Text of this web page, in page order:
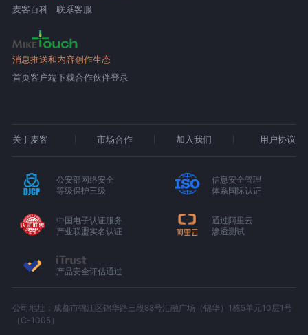
麦客百科
联系客服
消息推送和内容创作生态
首页客户端下载合作伙伴登录
关于麦客 市场合作 加入我们 用户协议
公安部网络安全
等级保护三级
信息安全管理
体系国际认证
中国电子认证服务
产业联盟实名认证
通过阿里云
渗透测试
产品安全评估通过
公司地址：成都市锦江区锦华路三段88号汇融广场（锦华）1栋5单元10层1号
（C-1005）